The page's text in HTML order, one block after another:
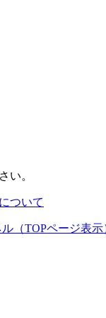
い。
ついて
（TOPページ表示